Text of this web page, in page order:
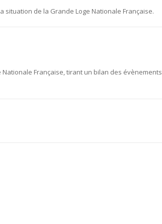
de la Grande Loge Nationale Française.
Française, tirant un bilan des évènements